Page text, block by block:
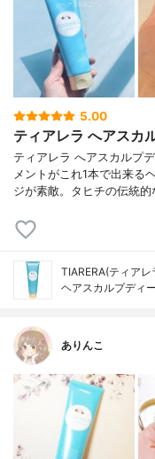
5.00
ティアレラ へアスカ
ティアレラ へアスカルプ
メントがこれ1本で出来る
ジが素敵。タヒチの伝統
TIARERA(ティアレ
ヘアスカルプディ
ありんこ